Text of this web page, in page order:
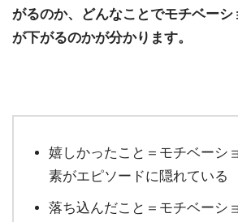
がるのか、どんなことでモチベー
が下がるのかが分かります。
嬉しかったこと＝モチベーシ
素がエピソードに隠れている
落ち込んだこと＝モチベーシ